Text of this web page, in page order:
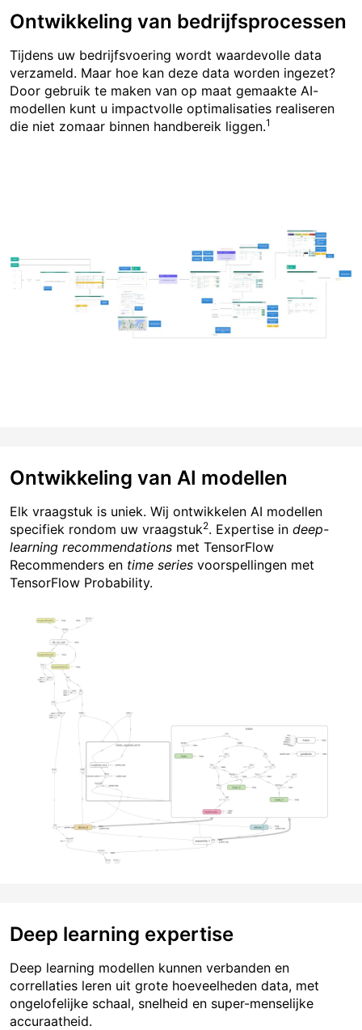
Ontwikkeling van bedrijfsprocessen
Tijdens uw bedrijfsvoering wordt waardevolle data
verzameld. Maar hoe kan deze data worden ingezet?
Door gebruik te maken van op maat gemaakte AI-
modellen kunt u impactvolle optimalisaties realiseren
die niet zomaar binnen handbereik liggen.1
Ontwikkeling van AI modellen
Elk vraagstuk is uniek. Wij ontwikkelen AI modellen
specifiek rondom uw vraagstuk2. Expertise in deep-
learning recommendations met TensorFlow
Recommenders en time series voorspellingen met
TensorFlow Probability.
Deep learning expertise
Deep learning modellen kunnen verbanden en
correllaties leren uit grote hoeveelheden data, met
ongelofelijke schaal, snelheid en super-menselijke
accuraatheid.